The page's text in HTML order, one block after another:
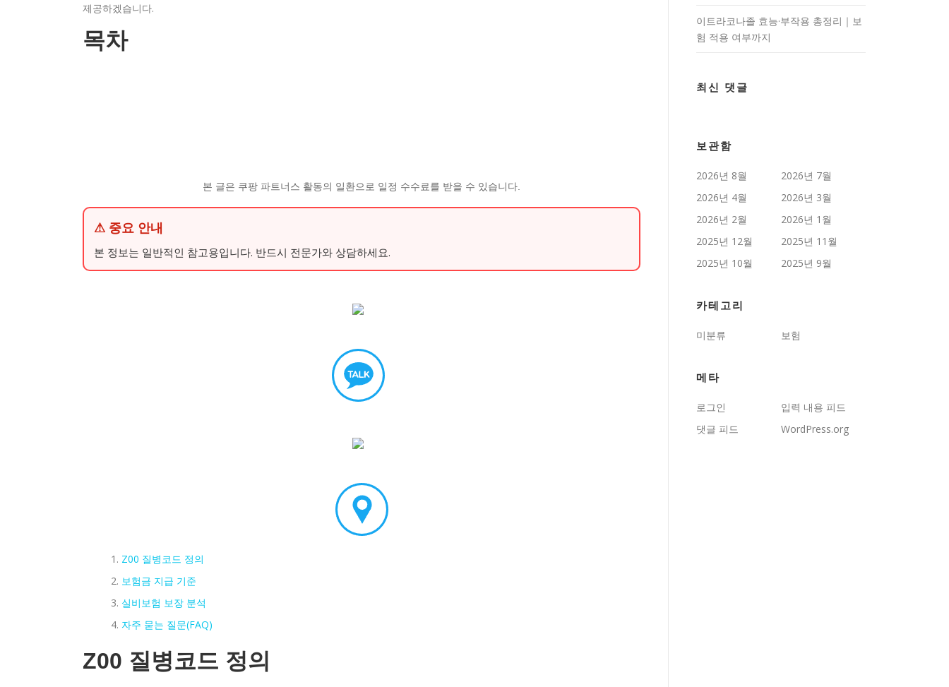
제공하겠습니다.
목차
본 글은 쿠팡 파트너스 활동의 일환으로 일정 수수료를 받을 수 있습니다.
⚠ 중요 안내
본 정보는 일반적인 참고용입니다. 반드시 전문가와 상담하세요.
Z00 질병코드 정의
보험금 지급 기준
실비보험 보장 분석
자주 묻는 질문(FAQ)
Z00 질병코드 정의
이트라코나졸 효능·부작용 총정리｜보
험 적용 여부까지
최신 댓글
보관함
2026년 8월
2026년 7월
2026년 4월
2026년 3월
2026년 2월
2026년 1월
2025년 12월
2025년 11월
2025년 10월
2025년 9월
카테고리
미분류 보험
메타
로그인
입력 내용 피드
댓글 피드
WordPress.org